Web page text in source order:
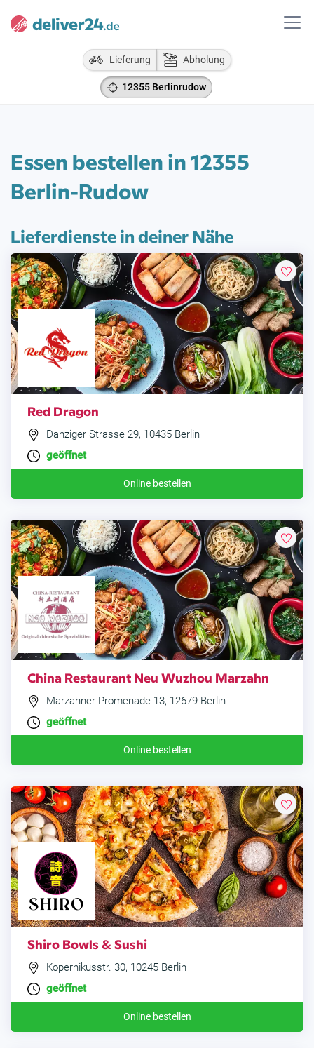
Lieferung Abholung
12355 Berlinrudow
Essen bestellen in 12355
Berlin-Rudow
Lieferdienste in deiner Nähe
Red Dragon
Danziger Strasse 29, 10435 Berlin
geöffnet
Online bestellen
China Restaurant Neu Wuzhou Marzahn
Marzahner Promenade 13, 12679 Berlin
geöffnet
Online bestellen
Shiro Bowls & Sushi
Kopernikusstr. 30, 10245 Berlin
geöffnet
Online bestellen